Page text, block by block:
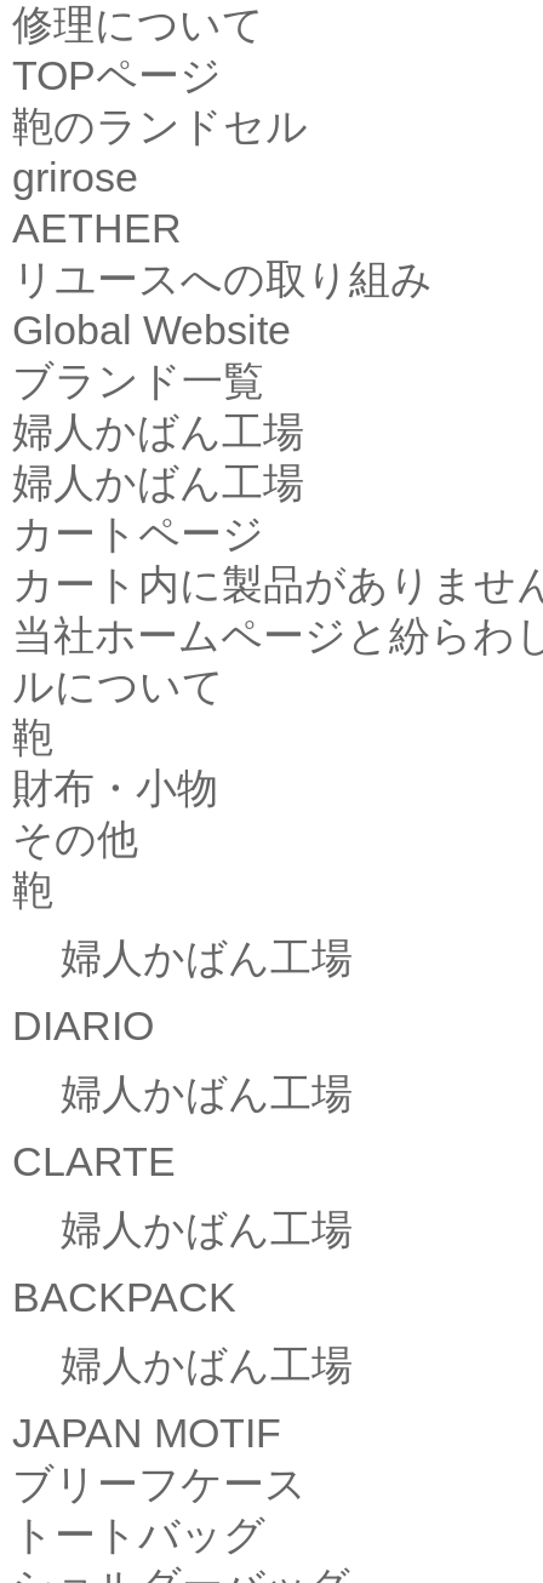
修理について
TOPページ
鞄のランドセル
grirose
AETHER
リユースへの取り組み
Global Website
ブランド一覧
婦人かばん工場
婦人かばん工場
カートページ
カート内に製品がありませ
当社ホームページと紛らわ
ルについて
鞄
財布・小物
その他
鞄
婦人かばん工場
DIARIO
婦人かばん工場
CLARTE
婦人かばん工場
BACKPACK
婦人かばん工場
JAPAN MOTIF
ブリーフケース
トートバッグ